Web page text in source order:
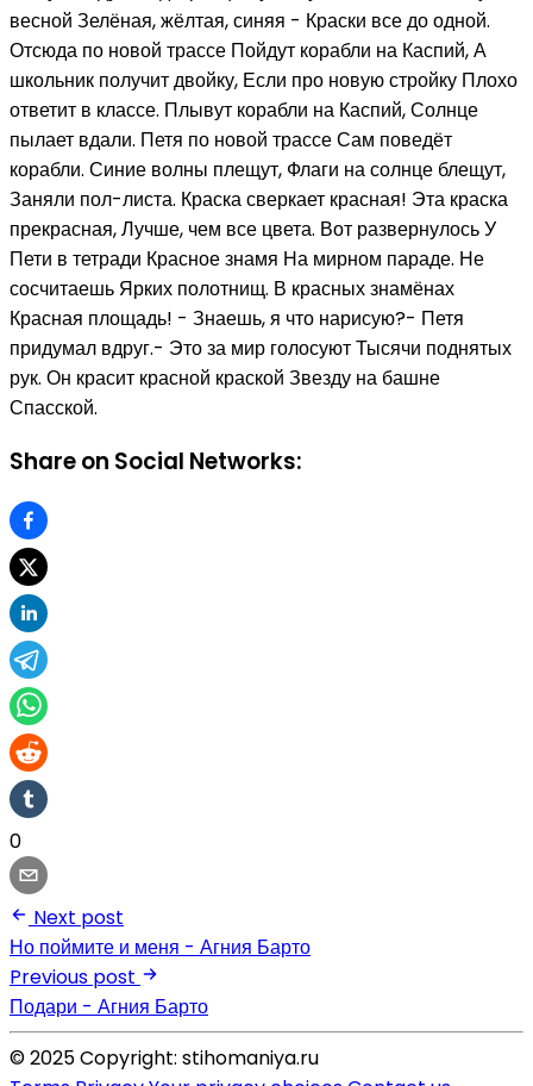
весной Зелёная, жёлтая, синяя - Краски все до одной.
Отсюда по новой трассе Пойдут корабли на Каспий, А
школьник получит двойку, Если про новую стройку Плохо
ответит в классе. Плывут корабли на Каспий, Солнце
пылает вдали. Петя по новой трассе Сам поведёт
корабли. Синие волны плещут, Флаги на солнце блещут,
Заняли пол-листа. Краска сверкает красная! Эта краска
прекрасная, Лучше, чем все цвета. Вот развернулось У
Пети в тетради Красное знамя На мирном параде. Не
сосчитаешь Ярких полотнищ. В красных знамёнах
Красная площадь! - Знаешь, я что нарисую?- Петя
придумал вдруг.- Это за мир голосуют Тысячи поднятых
рук. Он красит красной краской Звезду на башне
Спасской.
Share on Social Networks:
0
Next post
Но поймите и меня - Агния Барто
Previous post
Подари - Агния Барто
© 2025 Copyright: stihomaniya.ru